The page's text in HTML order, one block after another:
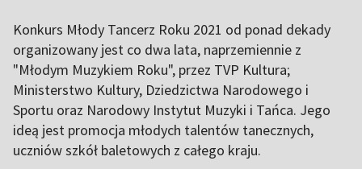
Konkurs Młody Tancerz Roku 2021 od ponad dekady
organizowany jest co dwa lata, naprzemiennie z
"Młodym Muzykiem Roku", przez TVP Kultura;
Ministerstwo Kultury, Dziedzictwa Narodowego i
Sportu oraz Narodowy Instytut Muzyki i Tańca. Jego
ideą jest promocja młodych talentów tanecznych,
uczniów szkół baletowych z całego kraju.